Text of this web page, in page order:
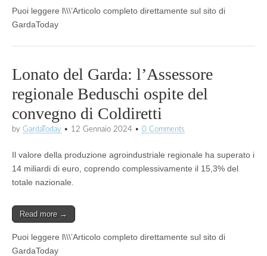
Puoi leggere l\\\’Articolo completo direttamente sul sito di
GardaToday
Lonato del Garda: l’Assessore
regionale Beduschi ospite del
convegno di Coldiretti
by GardaToday • 12 Gennaio 2024 • 0 Comments
Il valore della produzione agroindustriale regionale ha superato i
14 miliardi di euro, coprendo complessivamente il 15,3% del
totale nazionale.
Read more →
Puoi leggere l\\\’Articolo completo direttamente sul sito di
GardaToday